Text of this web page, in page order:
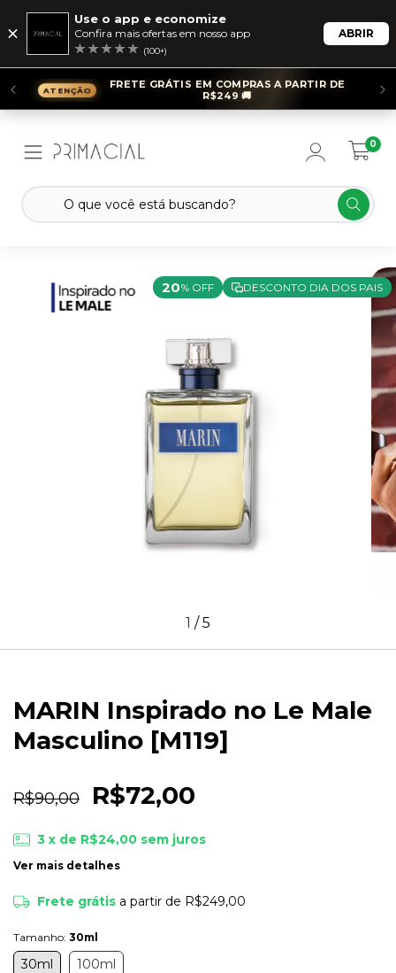
Use o app e economize
Confira mais ofertas em nosso app
(100+)
ABRIR
FRETE GRÁTIS EM COMPRAS A PARTIR DE
R$249 🚚
0
20% OFF DESCONTO DIA DOS PAIS
1 /5
MARIN Inspirado no Le Male
Masculino [M119]
R$90,00 R$72,00
3 x de R$24,00 sem juros
Ver mais detalhes
Frete grátis a partir de R$249,00
Tamanho: 30ml
30ml 100ml